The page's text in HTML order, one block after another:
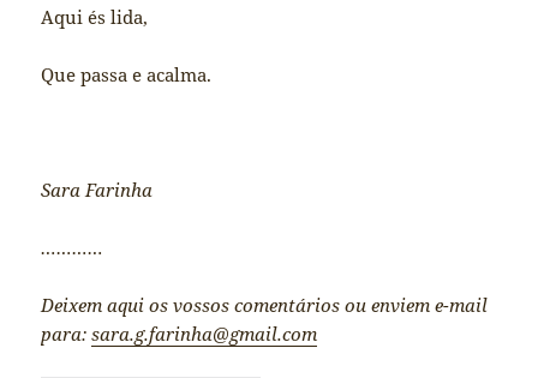
Aqui és lida,
Que passa e acalma.
Sara Farinha
…………
Deixem aqui os vossos comentários ou enviem e-mail
para:sara.g.farinha@gmail.com